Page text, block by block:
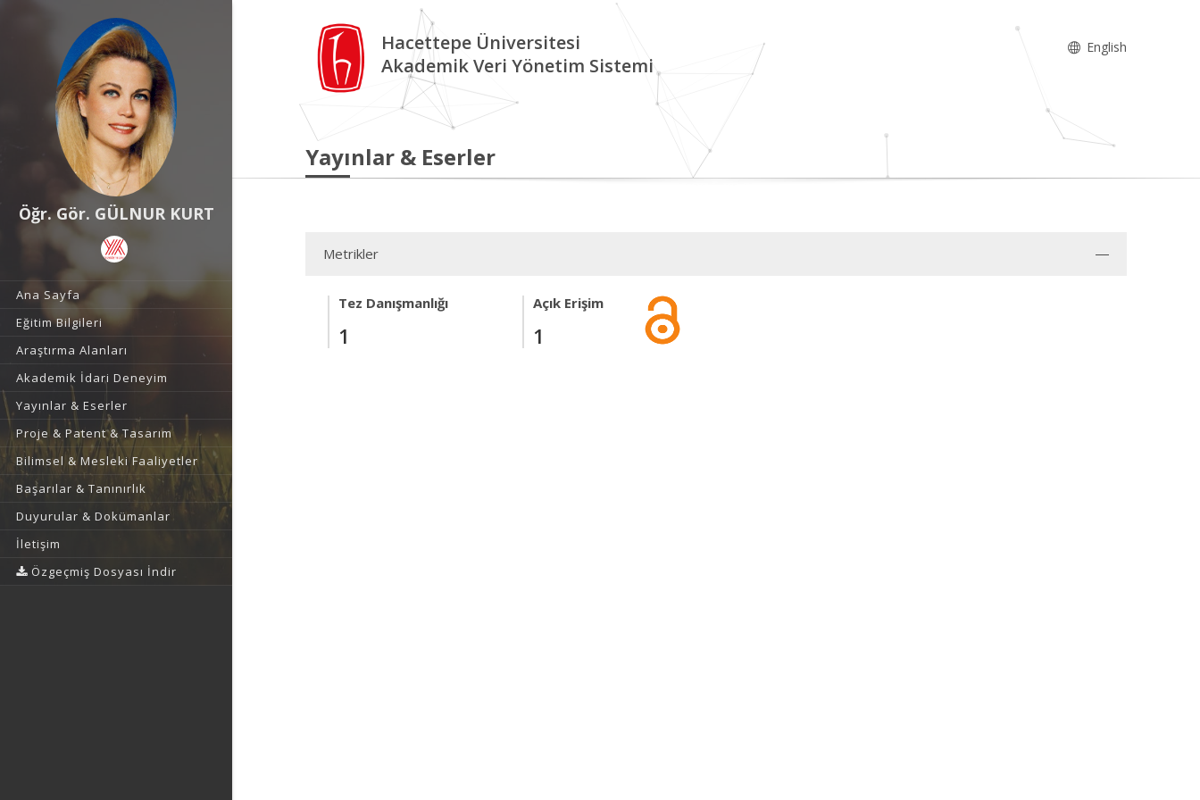
Öğr. Gör. GÜLNUR KURT
Ana Sayfa
Eğitim Bilgileri
Araştırma Alanları
Akademik İdari Deneyim
Yayınlar & Eserler
Proje & Patent & Tasarım
Bilimsel & Mesleki Faaliyetler
Başarılar & Tanınırlık
Duyurular & Dokümanlar
İletişim
Özgeçmiş Dosyası İndir
Hacettepe Üniversitesi
Akademik Veri Yönetim Sistemi
English
Yayınlar & Eserler
Metrikler
Tez Danışmanlığı
1
Açık Erişim
1